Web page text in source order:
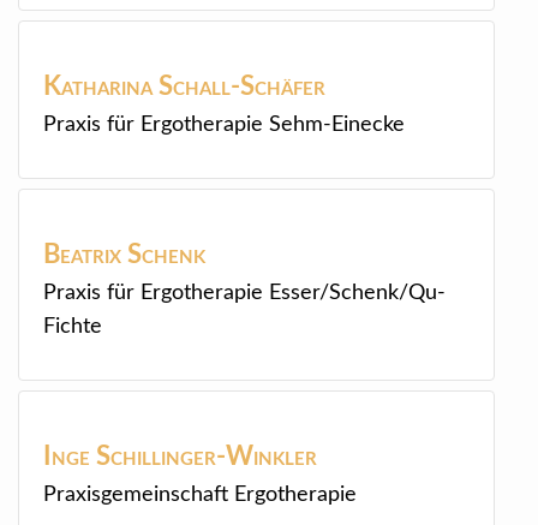
Katharina Schall-Schäfer
Praxis für Ergotherapie Sehm-Einecke
Beatrix Schenk
Praxis für Ergotherapie Esser/Schenk/Qu-
Fichte
Inge Schillinger-Winkler
Praxisgemeinschaft Ergotherapie